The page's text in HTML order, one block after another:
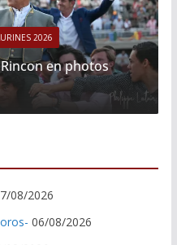
2026
en photos
08/2026
06/08/2026